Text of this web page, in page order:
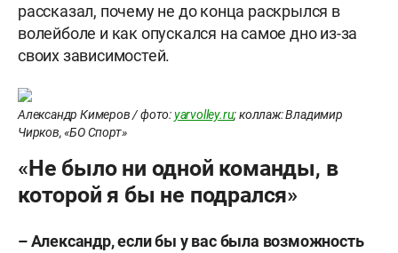
рассказал, почему не до конца раскрылся в
волейболе и как опускался на самое дно из-за
своих зависимостей.
Александр Кимеров / фото:yarvolley.ru; коллаж: Владимир
Чирков, «БО Спорт»
«Не было ни одной команды, в
которой я бы не подрался»
– Александр, если бы у вас была возможность